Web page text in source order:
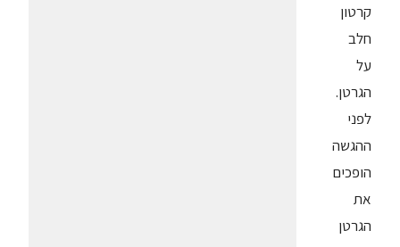
קרטון
חלב
על
הגרטן.
לפני
ההגשה
הופכים
את
הגרטן